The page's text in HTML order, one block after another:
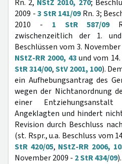
Rn. 2, NStZ 2010, 270;
2009 -3 StR 141/09Rn. 3;
2010 - 1 StR 587/09
zwischenzeitlich der 1.
Beschlüssen vom 3. November
NStZ-RR 2000, 43und vom
StR 314/00,StV 2001, 100).
ein Aufhebungsantrag des
wegen der Nichtanordnung
einer
Angeklagten und hindert
Revision durch Beschluss
(st. Rspr., u.a. Beschluss vom
StR 420/05, NStZ-RR 2006,
November 2009 - 2 StR 434/09).